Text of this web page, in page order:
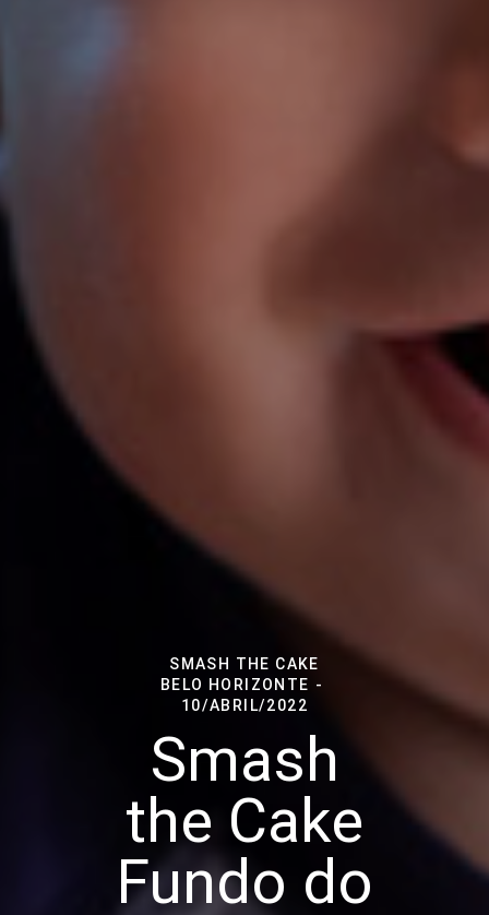
SMASH THE CAKE
BELO HORIZONTE
10/ABRIL/2022
Smash
the Cake
Fundo do